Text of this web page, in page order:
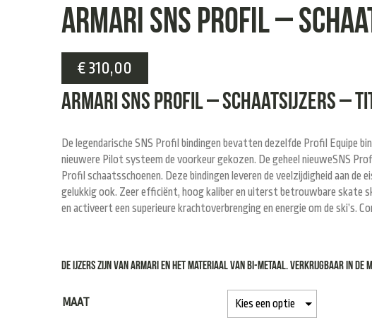
Armari SNS Profil –
€310,00
Armari SNS Profil – Schaatsijzers –
De legendarische SNS Profil bindingen bevatten dezelfde Profil Equipe
nieuwere Pilot systeem de voorkeur gekozen. De geheel nieuweSNS
Profil schaatsschoenen. Deze bindingen leveren de veelzijdigheid aan
gelukkig ook. Zeer efficiënt, hoog kaliber en uiterst betrouwbare skate
en activeert een superieure krachtoverbrenging en energie om de ski’s.
De ijzers zijn van Armari en het materiaal van bi-metaal. Verkrijgbaar in de
MAAT